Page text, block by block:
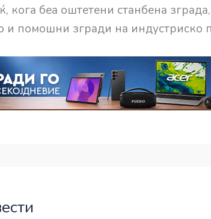
кога беа оштетени станбена
и помошни згради на индустриско